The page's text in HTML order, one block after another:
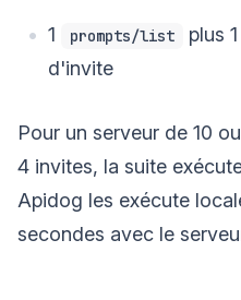
1 prompts/list plus 1
d'invite
Pour un serveur de 10
4 invites, la suite
Apidog les exécute
secondes avec le